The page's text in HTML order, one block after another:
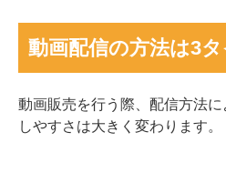
動画配信の方法は3
動画販売を行う際、配信方法
しやすさは大きく変わります。